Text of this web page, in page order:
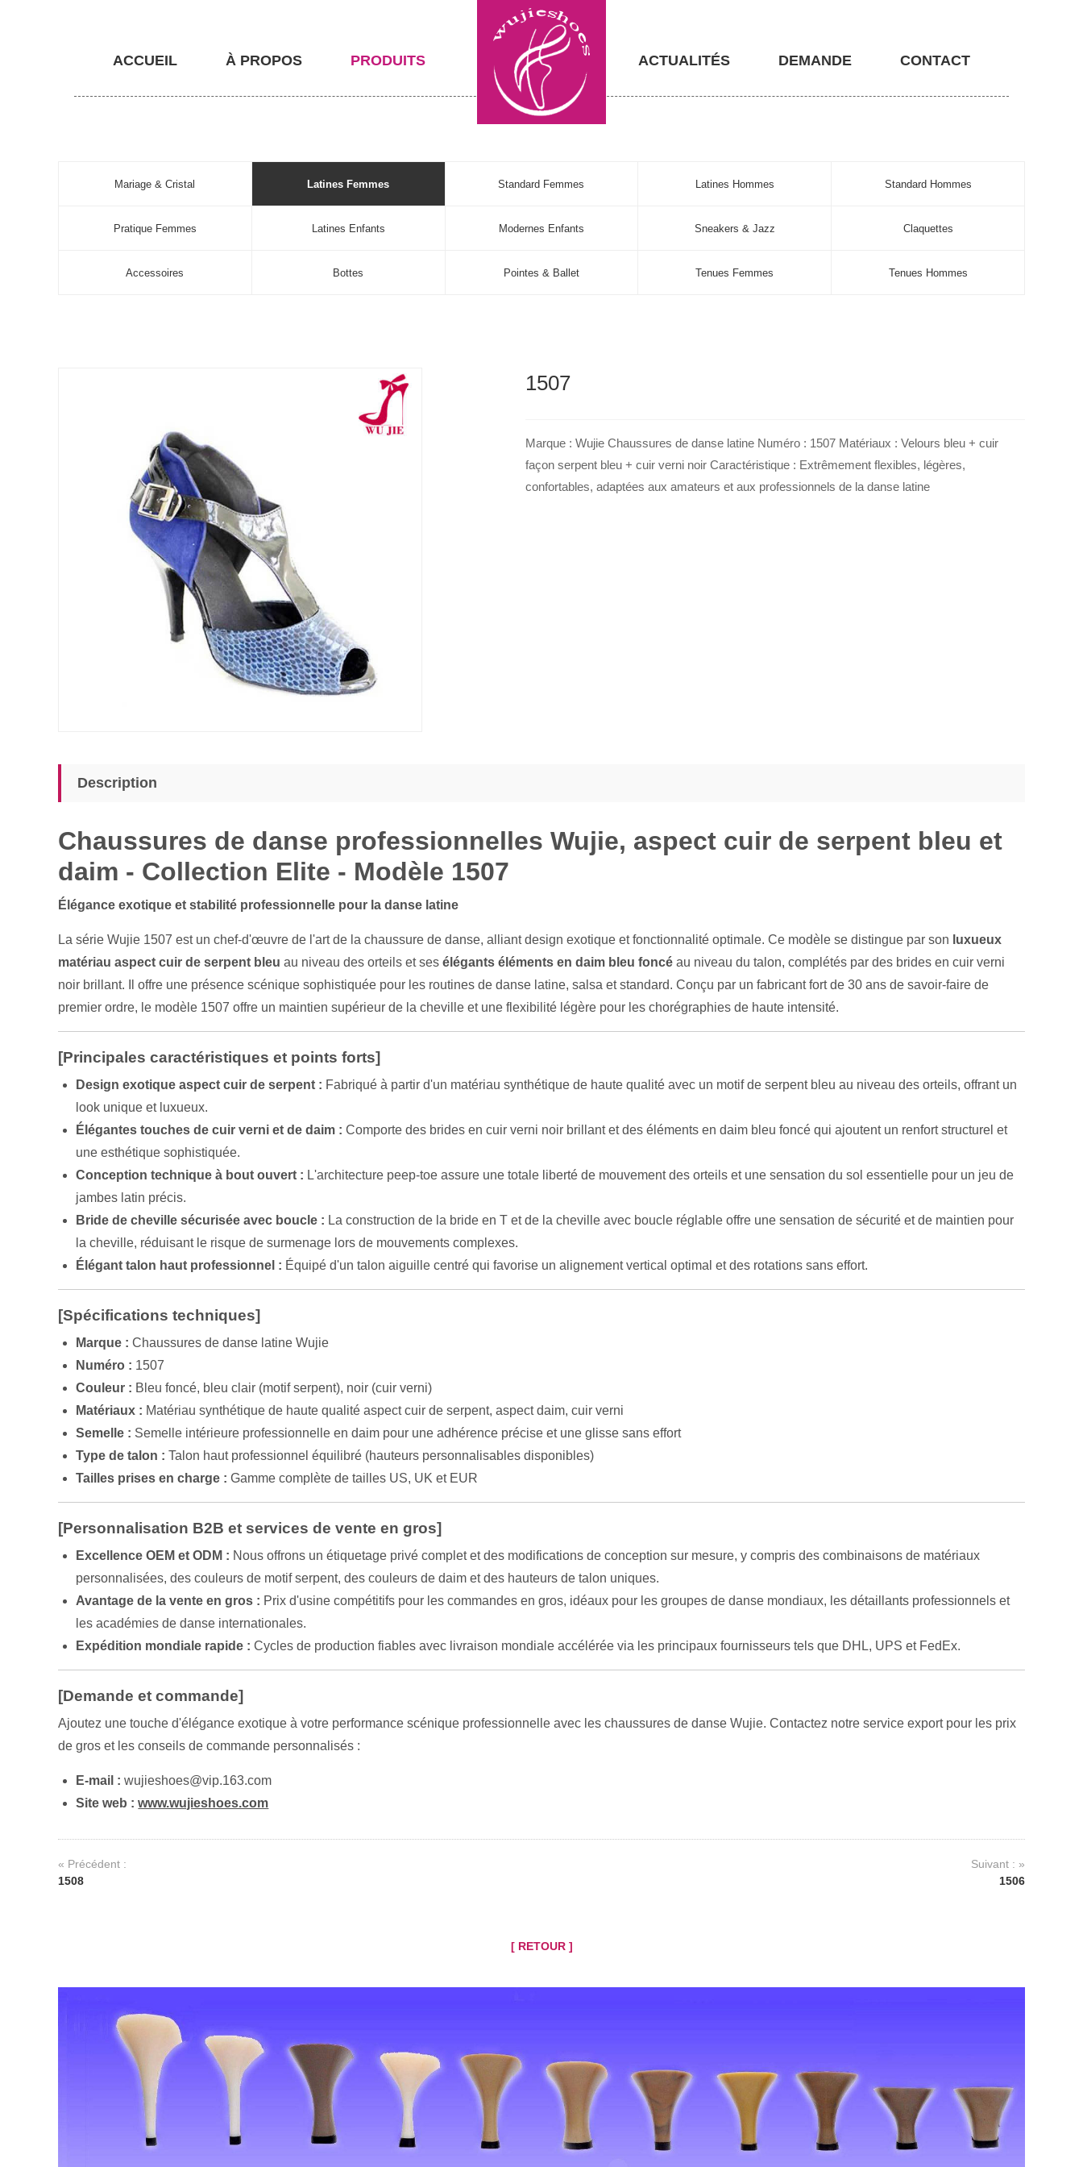
ACCUEIL À PROPOS PRODUITS ACTUALITÉS DEMANDE CONTACT
Mariage & Cristal Latines Femmes Standard Femmes Latines Hommes Standard Hommes
Pratique Femmes Latines Enfants Modernes Enfants Sneakers & Jazz Claquettes
Accessoires Bottes Pointes & Ballet Tenues Femmes Tenues Hommes
1507
Marque : Wujie Chaussures de danse latine Numéro : 1507 Matériaux : Velours bleu + cuir
façon serpent bleu + cuir verni noir Caractéristique : Extrêmement flexibles, légères,
confortables, adaptées aux amateurs et aux professionnels de la danse latine
Description
Chaussures de danse professionnelles Wujie, aspect cuir de serpent bleu et
daim - Collection Elite - Modèle 1507
Élégance exotique et stabilité professionnelle pour la danse latine
La série Wujie 1507 est un chef-d'œuvre de l'art de la chaussure de danse, alliant design exotique et fonctionnalité optimale. Ce modèle se distingue par son luxueux
matériau aspect cuir de serpent bleu au niveau des orteils et ses élégants éléments en daim bleu foncé au niveau du talon, complétés par des brides en cuir verni
noir brillant. Il offre une présence scénique sophistiquée pour les routines de danse latine, salsa et standard. Conçu par un fabricant fort de 30 ans de savoir-faire de
premier ordre, le modèle 1507 offre un maintien supérieur de la cheville et une flexibilité légère pour les chorégraphies de haute intensité.
[Principales caractéristiques et points forts]
Design exotique aspect cuir de serpent : Fabriqué à partir d'un matériau synthétique de haute qualité avec un motif de serpent bleu au niveau des orteils, offrant un
look unique et luxueux.
Élégantes touches de cuir verni et de daim : Comporte des brides en cuir verni noir brillant et des éléments en daim bleu foncé qui ajoutent un renfort structurel et
une esthétique sophistiquée.
Conception technique à bout ouvert : L'architecture peep-toe assure une totale liberté de mouvement des orteils et une sensation du sol essentielle pour un jeu de
jambes latin précis.
Bride de cheville sécurisée avec boucle : La construction de la bride en T et de la cheville avec boucle réglable offre une sensation de sécurité et de maintien pour
la cheville, réduisant le risque de surmenage lors de mouvements complexes.
Élégant talon haut professionnel : Équipé d'un talon aiguille centré qui favorise un alignement vertical optimal et des rotations sans effort.
[Spécifications techniques]
Marque : Chaussures de danse latine Wujie
Numéro : 1507
Couleur : Bleu foncé, bleu clair (motif serpent), noir (cuir verni)
Matériaux : Matériau synthétique de haute qualité aspect cuir de serpent, aspect daim, cuir verni
Semelle : Semelle intérieure professionnelle en daim pour une adhérence précise et une glisse sans effort
Type de talon : Talon haut professionnel équilibré (hauteurs personnalisables disponibles)
Tailles prises en charge : Gamme complète de tailles US, UK et EUR
[Personnalisation B2B et services de vente en gros]
Excellence OEM et ODM : Nous offrons un étiquetage privé complet et des modifications de conception sur mesure, y compris des combinaisons de matériaux
personnalisées, des couleurs de motif serpent, des couleurs de daim et des hauteurs de talon uniques.
Avantage de la vente en gros : Prix d'usine compétitifs pour les commandes en gros, idéaux pour les groupes de danse mondiaux, les détaillants professionnels et
les académies de danse internationales.
Expédition mondiale rapide : Cycles de production fiables avec livraison mondiale accélérée via les principaux fournisseurs tels que DHL, UPS et FedEx.
[Demande et commande]
Ajoutez une touche d'élégance exotique à votre performance scénique professionnelle avec les chaussures de danse Wujie. Contactez notre service export pour les prix
de gros et les conseils de commande personnalisés :
E-mail : wujieshoes@vip.163.com
Site web : www.wujieshoes.com
« Précédent :
1508
Suivant : »
1506
[ RETOUR ]